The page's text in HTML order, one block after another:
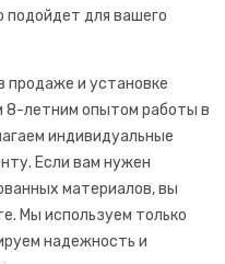
подойдет для вашего
продаже и установке
8-летним опытом работы в
индивидуальные
Если вам нужен
материалов, вы
Мы используем только
надежность и